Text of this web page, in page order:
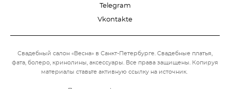
Telegram
Vkontakte
Свадебный салон «Весна» в Санкт-Петербурге. Свадебные платья,
фата, болеро, кринолины, аксессуары.
Все права защищены. Копируя
материалы ставьте активную ссылку на источник.